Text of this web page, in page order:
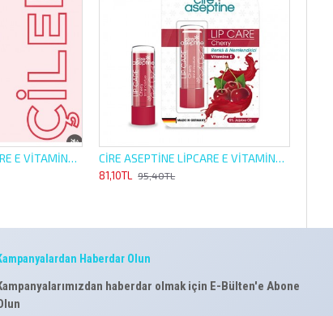
CİRE ASEPTİNE LİPCARE E VİTAMİNLİ 4,5G ÇİLEK RENKLİ NEMLENDİRİCİ CİRE ASEPTİNE LİPCARE E VİTAMİNLİ 4,5G KİRAZ RENKLİ NEMLENDİRİCİ
81,10TL 95,40TL
Haberdar Olun
haberdar olmak için E-Bülten'e Abone